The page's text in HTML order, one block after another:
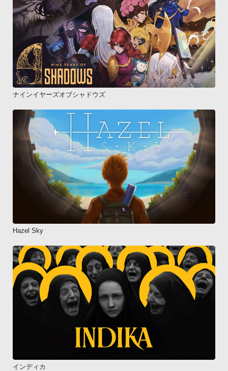
ナインイヤーズオブシャドウズ
Hazel Sky
インディカ